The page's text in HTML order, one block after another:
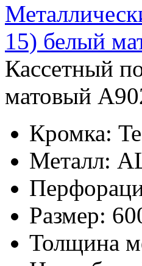
15) белый
Кассетный
матовый
Кромка:
Металл:
Размер:
Толщина